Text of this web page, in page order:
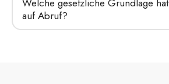
auf Abruf?